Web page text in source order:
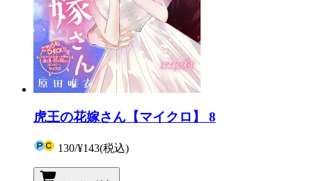
虎王の花嫁さん【マイクロ】 8
130/¥143(税込)